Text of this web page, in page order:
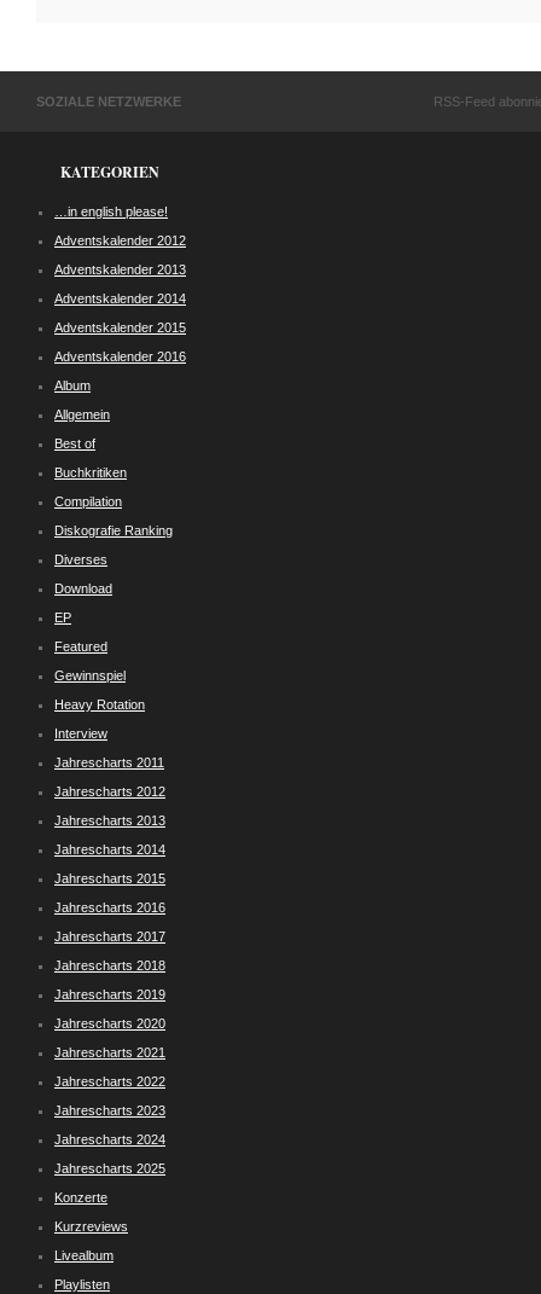
SOZIALE NETZWERKE RSS-Feed
KATEGORIEN
…in english please!
Adventskalender 2012
Adventskalender 2013
Adventskalender 2014
Adventskalender 2015
Adventskalender 2016
Album
Allgemein
Best of
Buchkritiken
Compilation
Diskografie Ranking
Diverses
Download
EP
Featured
Gewinnspiel
Heavy Rotation
Interview
Jahrescharts 2011
Jahrescharts 2012
Jahrescharts 2013
Jahrescharts 2014
Jahrescharts 2015
Jahrescharts 2016
Jahrescharts 2017
Jahrescharts 2018
Jahrescharts 2019
Jahrescharts 2020
Jahrescharts 2021
Jahrescharts 2022
Jahrescharts 2023
Jahrescharts 2024
Jahrescharts 2025
Konzerte
Kurzreviews
Livealbum
Playlisten